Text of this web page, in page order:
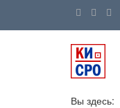
Вы здесь: